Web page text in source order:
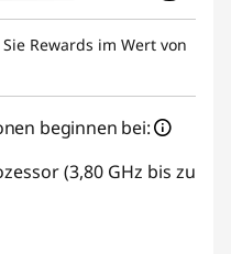
Rewards im Wert von
beginnen bei:
(3,80 GHz bis zu